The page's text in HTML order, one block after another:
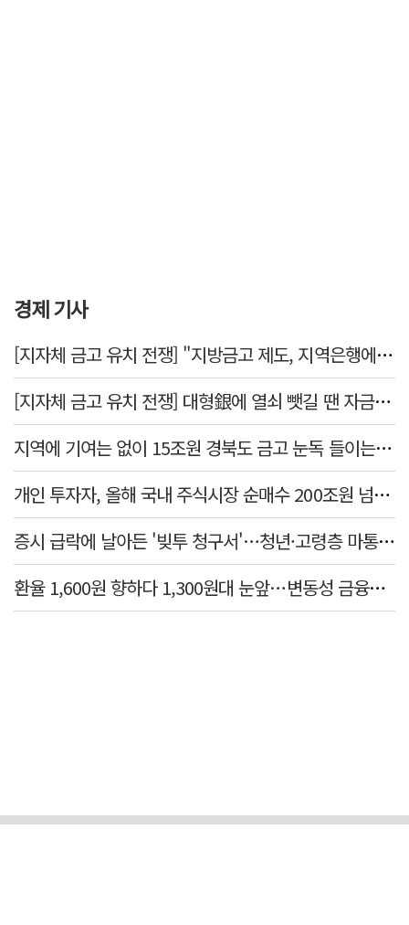
경제 기사
[지자체 금고 유치 전쟁] "지방금고 제도, 지역은행에 불리"
[지자체 금고 유치 전쟁] 대형銀에 열쇠 뺏길 땐 자금 역외 유출→재투자 선순환 붕괴
지역에 기여는 없이 15조원 경북도 금고 눈독 들이는 대형銀
개인 투자자, 올해 국내 주식시장 순매수 200조원 넘었다
증시 급락에 날아든 '빚투 청구서'…청년·고령층 마통 연체↑
환율 1,600원 향하다 1,300원대 눈앞…변동성 금융위기 후 최고